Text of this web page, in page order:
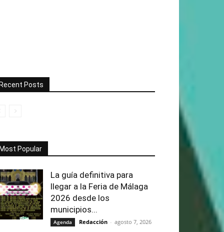
Posts
Popular
La guía definitiva para
llegar a la Feria de Málaga
2026 desde los
municipios...
Agenda Redacción - agosto 7, 2026